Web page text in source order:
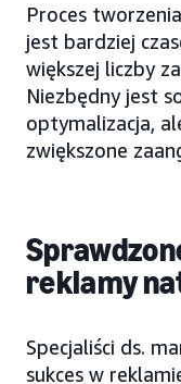
Proces
jest bardziej
większej liczby
Niezbędny jest
optymalizacja,
zwiększone
reklamy
Specjaliści ds.
sukces w